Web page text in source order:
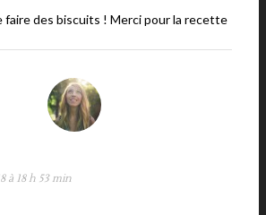
faire des biscuits ! Merci pour la recette
à 18 h 53 min